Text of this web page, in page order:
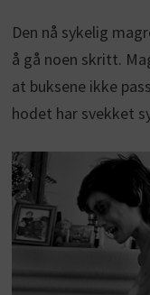
Den nå sykelig
å gå noen skritt.
at buksene ikke
hodet har svekket